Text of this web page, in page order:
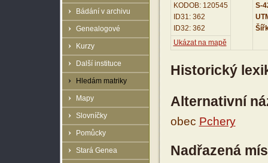
Bádání v archivu
Genealogové
Kurzy
Další instituce
Hledám matriky
Mapy
Slovníčky
Pomůcky
Stará Genea
KODOB: 120545
ID31: 362
ID32: 362
S-
Ukázat na mapě
Historický
Alternativní
obec Pchery
Nadřazená